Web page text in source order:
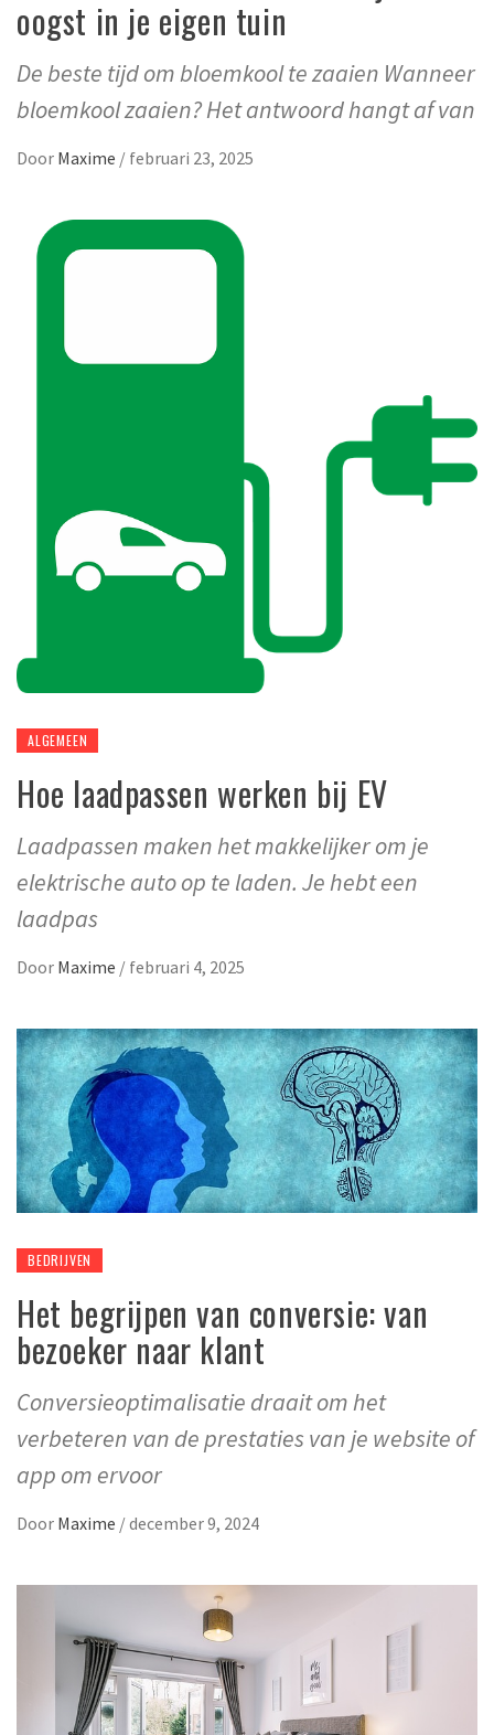
oogst in je eigen tuin
De beste tijd om bloemkool te zaaien Wanneer
bloemkool zaaien? Het antwoord hangt af van
Door Maxime / februari 23, 2025
ALGEMEEN
Hoe laadpassen werken bij EV
Laadpassen maken het makkelijker om je
elektrische auto op te laden. Je hebt een
laadpas
Door Maxime / februari 4, 2025
BEDRIJVEN
Het begrijpen van conversie: van
bezoeker naar klant
Conversieoptimalisatie draait om het
verbeteren van de prestaties van je website of
app om ervoor
Door Maxime /december 9, 2024